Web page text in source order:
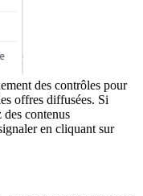
des contrôles pour
offres diffusées. Si
des contenus
en cliquant sur